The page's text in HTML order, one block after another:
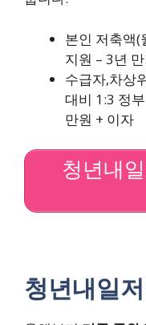
본인 저축액(
지원 – 3년
수급자,차상
대비 1:3 정
만원 + 이자
청년내
청년내일